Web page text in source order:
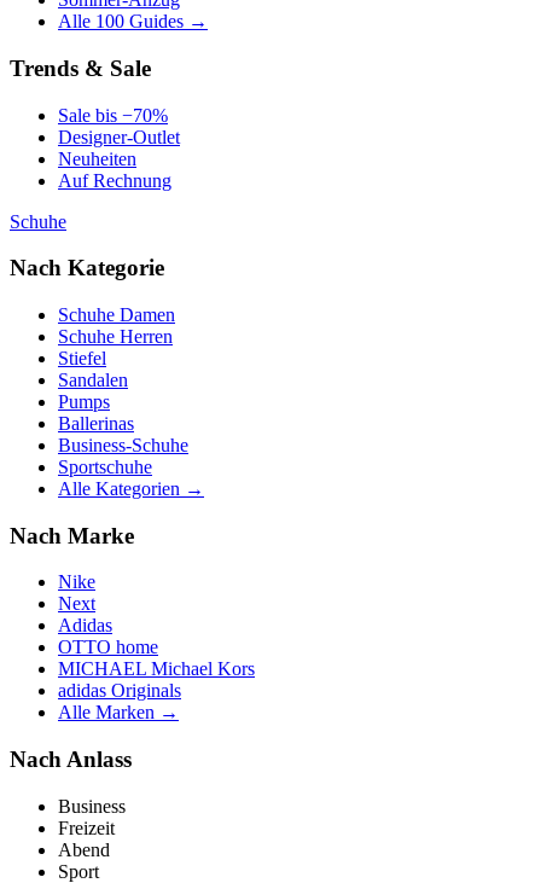
Alle 100 Guides →
Trends & Sale
Sale bis −70%
Designer-Outlet
Neuheiten
Auf Rechnung
Schuhe
Nach Kategorie
Schuhe Damen
Schuhe Herren
Stiefel
Sandalen
Pumps
Ballerinas
Business-Schuhe
Sportschuhe
Alle Kategorien →
Nach Marke
Nike
Next
Adidas
OTTO home
MICHAEL Michael Kors
adidas Originals
Alle Marken →
Nach Anlass
Business
Freizeit
Abend
Sport